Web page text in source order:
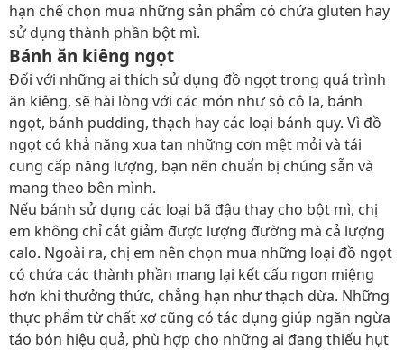
hạn chế chọn mua những sản phẩm có chứa gluten hay
sử dụng thành phần bột mì.
Bánh ăn kiêng ngọt
Đối với những ai thích sử dụng đồ ngọt trong quá trình
ăn kiêng, sẽ hài lòng với các món như sô cô la, bánh
ngọt, bánh pudding, thạch hay các loại bánh quy. Vì đồ
ngọt có khả năng xua tan những cơn mệt mỏi và tái
cung cấp năng lượng, bạn nên chuẩn bị chúng sẵn và
mang theo bên mình.
Nếu bánh sử dụng các loại bã đậu thay cho bột mì, chị
em không chỉ cắt giảm được lượng đường mà cả lượng
calo. Ngoài ra, chị em nên chọn mua những loại đồ ngọt
có chứa các thành phần mang lại kết cấu ngon miệng
hơn khi thưởng thức, chẳng hạn như thạch dừa. Những
thực phẩm từ chất xơ cũng có tác dụng giúp ngăn ngừa
táo bón hiệu quả, phù hợp cho những ai đang thiếu hụt